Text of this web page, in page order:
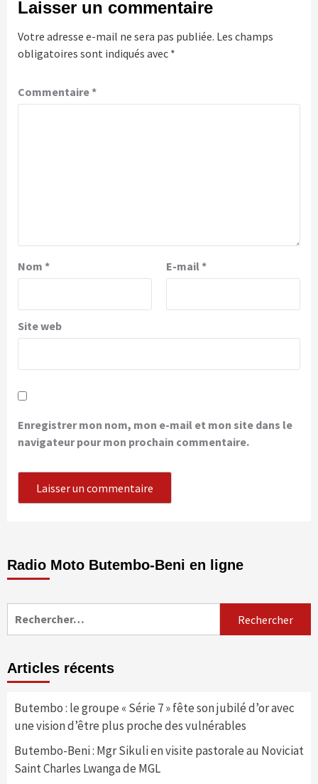
Laisser un commentaire
Votre adresse e-mail ne sera pas publiée. Les champs
obligatoires sont indiqués avec *
Commentaire*
Nom * E-mail*
Site web
Enregistrer mon nom, mon e-mail et mon site dans le
navigateur pour mon prochain commentaire.
Radio Moto Butembo-Beni en ligne
Articles récents
Butembo : le groupe « Série 7 » fête son jubilé d’or avec
une vision d’être plus proche des vulnérables
Butembo-Beni : Mgr Sikuli en visite pastorale au Noviciat
Saint Charles Lwanga de MGL